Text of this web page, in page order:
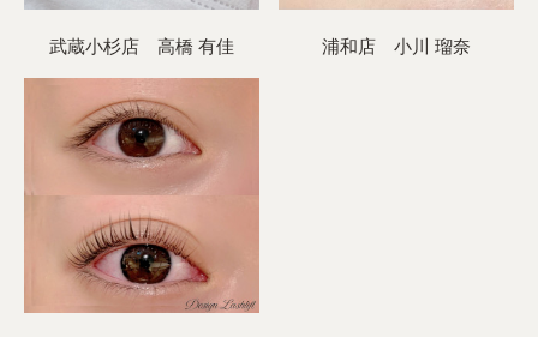
武蔵小杉店 高橋 有佳 浦和店 小川 瑠奈